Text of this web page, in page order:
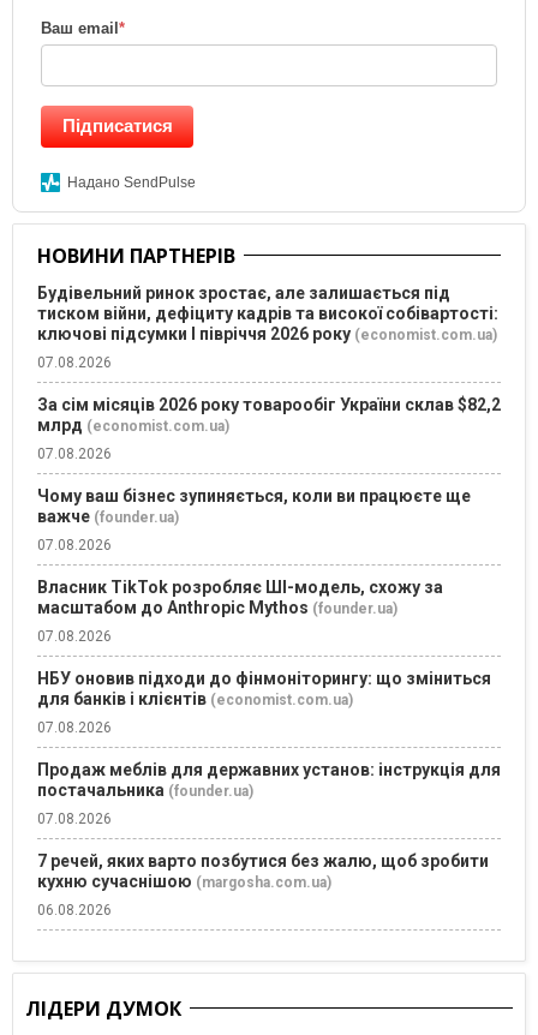
Ваш email *
Підписатися
Надано SendPulse
НОВИНИ ПАРТНЕРІВ
Будівельний ринок зростає, але залишається під
тиском війни, дефіциту кадрів та високої собівартості:
ключові підсумки І півріччя 2026 року (economist.com.ua)
07.08.2026
За сім місяців 2026 року товарообіг України склав $82,2
млрд (economist.com.ua)
07.08.2026
Чому ваш бізнес зупиняється, коли ви працюєте ще
важче (founder.ua)
07.08.2026
Власник TikTok розробляє ШІ-модель, схожу за
масштабом до Anthropic Mythos (founder.ua)
07.08.2026
НБУ оновив підходи до фінмоніторингу: що зміниться
для банків і клієнтів (economist.com.ua)
07.08.2026
Продаж меблів для державних установ: інструкція для
постачальника (founder.ua)
07.08.2026
7 речей, яких варто позбутися без жалю, щоб зробити
кухню сучаснішою (margosha.com.ua)
06.08.2026
ЛІДЕРИ ДУМОК